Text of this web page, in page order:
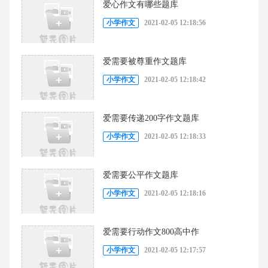
爱心作文有哪些题库
小学作文 2021-02-05 12:18:56
爱需要被尊重作文题库
小学作文 2021-02-05 12:18:42
爱需要传递200字作文题库
小学作文 2021-02-05 12:18:33
爱需要公平作文题库
小学作文 2021-02-05 12:18:16
爱需要行动作文800高中作
小学作文 2021-02-05 12:17:57